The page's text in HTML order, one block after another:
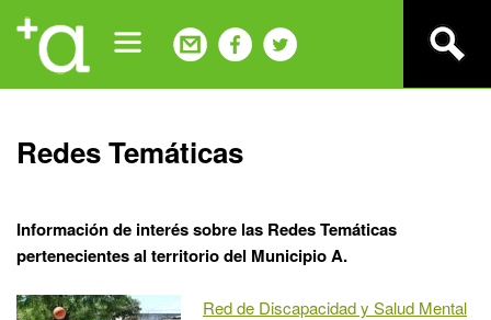
Jump
navigation
Back
toRedes Temáticas
Información de interés sobre las Redes Temáticas
pertenecientes al territorio del Municipio A.
Red de Discapacidad y Salud Mental